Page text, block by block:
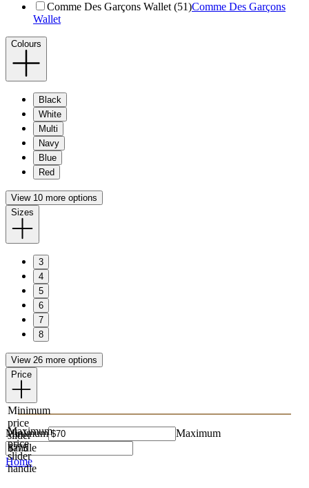
Comme Des Garçons Wallet (51)Comme Des Garçons
Wallet
Colours
Black
White
Multi
Navy
Blue
Red
View 10 more options
Sizes
3
4
5
6
7
8
View 26 more options
Price
Minimum
price
slider
handle
Maximum
price
slider
handle
Minimum Maximum
Home